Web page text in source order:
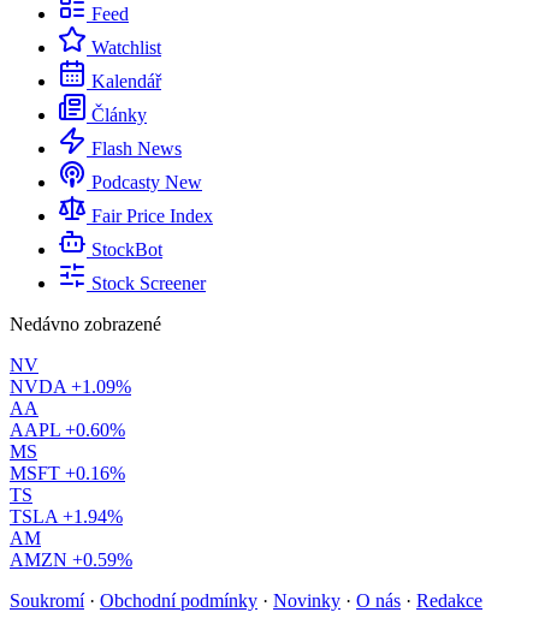
Feed
Watchlist
Kalendář
Články
Flash News
Podcasty New
Fair Price Index
StockBot
Stock Screener
Nedávno zobrazené
NV
NVDA +1.09%
AA
AAPL +0.60%
MS
MSFT +0.16%
TS
TSLA +1.94%
AM
AMZN +0.59%
Soukromí · Obchodní podmínky · Novinky · O nás · Redakce